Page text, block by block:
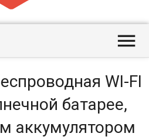

WI-FI
батарее,
аккумулятором